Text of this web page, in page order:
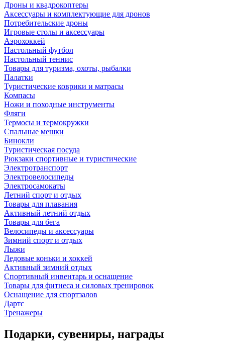
Дроны и квадрокоптеры
Аксессуары и комплектующие для дронов
Потребительские дроны
Игровые столы и аксессуары
Аэрохоккей
Настольный футбол
Настольный теннис
Товары для туризма, охоты, рыбалки
Палатки
Туристические коврики и матрасы
Компасы
Ножи и походные инструменты
Фляги
Термосы и термокружки
Спальные мешки
Бинокли
Туристическая посуда
Рюкзаки спортивные и туристические
Электротранспорт
Электровелосипеды
Электросамокаты
Летний спорт и отдых
Товары для плавания
Активный летний отдых
Товары для бега
Велосипеды и аксессуары
Зимний спорт и отдых
Лыжи
Ледовые коньки и хоккей
Активный зимний отдых
Спортивный инвентарь и оснащение
Товары для фитнеса и силовых тренировок
Оснащение для спортзалов
Дартс
Тренажеры
Подарки, сувениры, награды